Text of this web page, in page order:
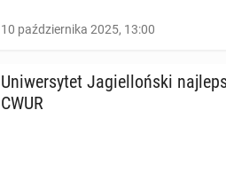
10 października 2025, 13:00
Uni­wer­sy­tet Ja­giel­loń­ski
CWUR